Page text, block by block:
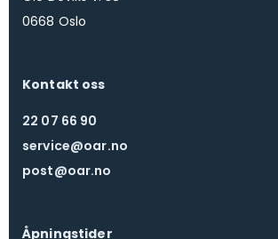
0668 Oslo
Kontakt oss
22 07 66 90
service@oar.no
post@oar.no
Åpningstider